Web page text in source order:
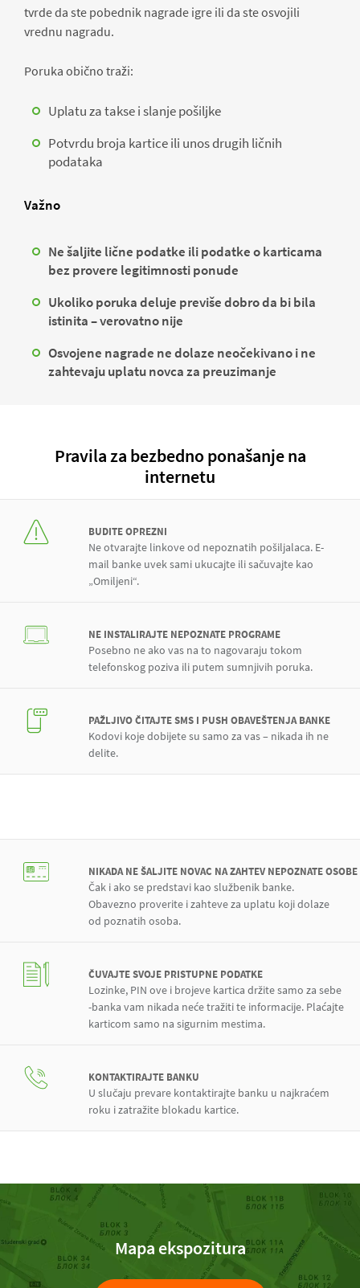
tvrde da ste pobednik nagrade igre ili da ste osvojili
vrednu nagradu.
Poruka obično traži:
Uplatu za takse i slanje pošiljke
Potvrdu broja kartice ili unos drugih ličnih
podataka
Važno
Ne šaljite lične podatke ili podatke o karticama
bez provere legitimnosti ponude
Ukoliko poruka deluje previše dobro da bi bila
istinita – verovatno nije
Osvojene nagrade ne dolaze neočekivano i ne
zahtevaju uplatu novca za preuzimanje
Pravila za bezbedno ponašanje na
internetu
BUDITE OPREZNI
Ne otvarajte linkove od nepoznatih pošiljalaca. E-
mail banke uvek sami ukucajte ili sačuvajte kao
„Omiljeni“.
NE INSTALIRAJTE NEPOZNATE PROGRAME
Posebno ne ako vas na to nagovaraju tokom
telefonskog poziva ili putem sumnjivih poruka.
PAŽLJIVO ČITAJTE SMS I PUSH OBAVEŠTENJA BANKE
Kodovi koje dobijete su samo za vas – nikada ih ne
delite.
NIKADA NE ŠALJITE NOVAC NA ZAHTEV NEPOZNATE OSOBE
Čak i ako se predstavi kao službenik banke.
Obavezno proverite i zahteve za uplatu koji dolaze
od poznatih osoba.
ČUVAJTE SVOJE PRISTUPNE PODATKE
Lozinke, PIN ove i brojeve kartica držite samo za sebe
-banka vam nikada neće tražiti te informacije. Plaćajte
karticom samo na sigurnim mestima.
KONTAKTIRAJTE BANKU
U slučaju prevare kontaktirajte banku u najkraćem
roku i zatražite blokadu kartice.
Mapa ekspozitura